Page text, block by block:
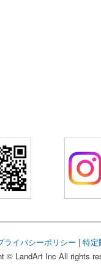
ライバシーポリシー | 特定
© LandArt Inc All rights